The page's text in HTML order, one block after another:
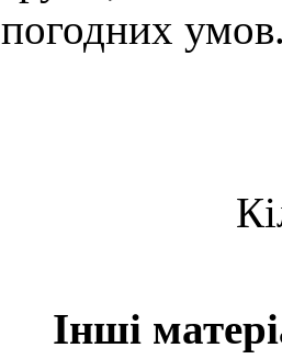
погодних
Інші